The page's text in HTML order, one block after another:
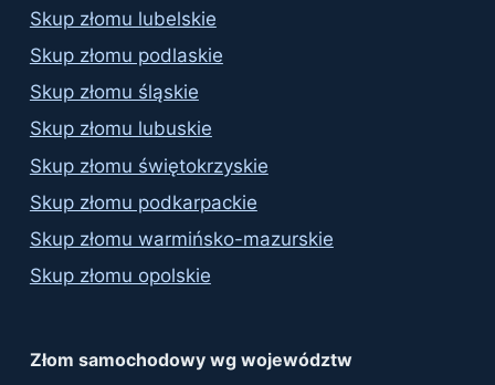
Skup złomu lubelskie
Skup złomu podlaskie
Skup złomu śląskie
Skup złomu lubuskie
Skup złomu świętokrzyskie
Skup złomu podkarpackie
Skup złomu warmińsko-mazurskie
Skup złomu opolskie
Złom samochodowy wg województw